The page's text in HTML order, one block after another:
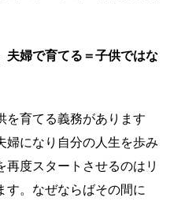
夫婦で育てる＝子供ではな
を育てる義務があります
婦になり自分の人生を歩み
再度スタートさせるのはリ
す。なぜならばその間に